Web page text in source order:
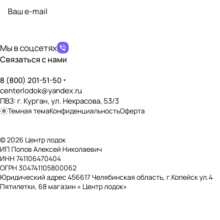
Материал транцевых накладок
✔️
✔️
Дно, пол, палуба
Наличие слани ?
❌
Наличие нескользящего покрытия
✔️
Мы в соцсетях
Связаться с нами
8 (800) 201-51-50
centerlodok@yandex.ru
ПВЗ: г. Курган, ул. Некрасова, 53/3
Темная темаКонфиденциальностьОферта
© 2026 Центр лодок
ИП Попов Алексей Николаевич
ИНН 741106470404
ОГРН 304741105800062
Юридический адрес 456617 Челябинская область, г.Копейск ул.4
Пятилетки, 68 магазин « Центр лодок»